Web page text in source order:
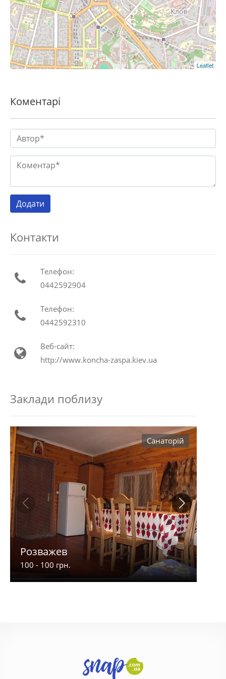
Leaflet
Коментарі
Контакти
Телефон:
0442592904
Телефон:
0442592310
Веб-сайт:
http://www.koncha-zaspa.kiev.ua
Заклади поблизу
Санаторій
Розважев
100 - 100 грн.